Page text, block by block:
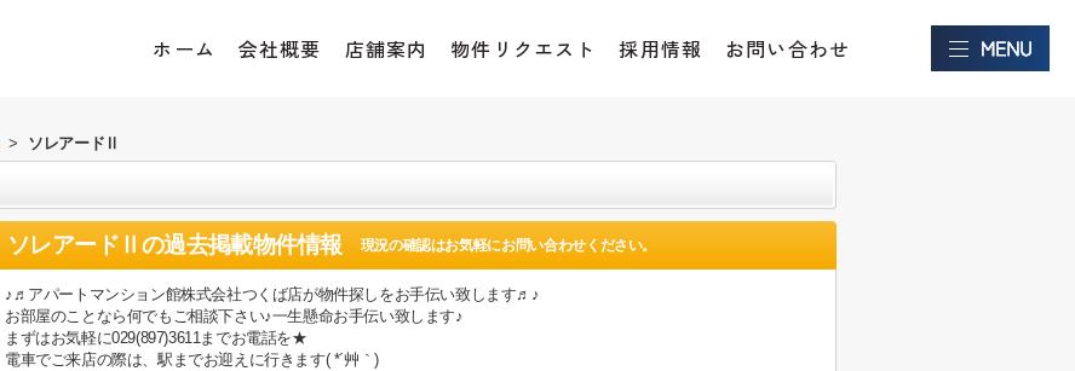
ホーム 会社概要 店舗案内 物件リクエスト 採用情報 お問い合わせ
> ソレアードⅡ
ソレアードⅡ の過去掲載物件情報 現況の確認はお気軽にお問い合わせください。
♪♬アパートマンション館株式会社つくば店が物件探しをお手伝い致します♬♪
お部屋のことなら何でもご相談下さい♪一生懸命お手伝い致します♪
まずはお気軽に029(897)3611までお電話を★
電車でご来店の際は、駅までお迎えに行きます( *´艸｀)